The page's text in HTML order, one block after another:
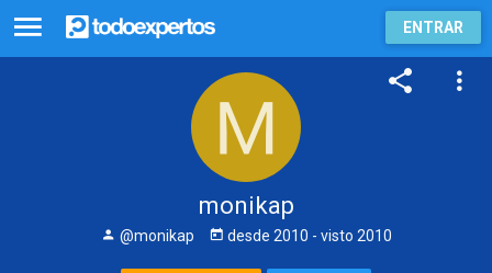
ENTRAR
monikap
@monikap desde 2010 - visto 2010